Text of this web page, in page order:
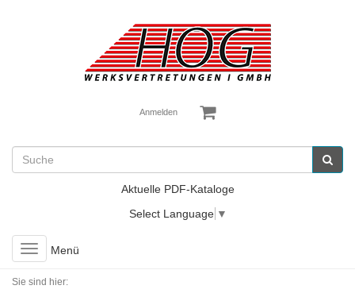
Anmelden
Aktuelle PDF-Kataloge
Select Language ▼
Toggle
navigation
Menü
Sie sind hier: